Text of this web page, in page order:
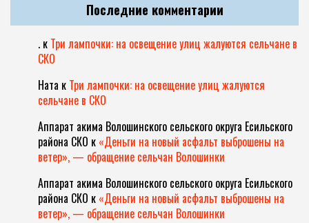
Последние комментарии
. к Три лампочки: на освещение улиц жалуются сельчане в
СКО
Ната к Три лампочки: на освещение улиц жалуются
сельчане в СКО
Аппарат акима Волошинского сельского округа Есильского
района СКО к «Деньги на новый асфальт выброшены на
ветер», — обращение сельчан Волошинки
Аппарат акима Волошинского сельского округа Есильского
района СКО к «Деньги на новый асфальт выброшены на
ветер», — обращение сельчан Волошинки